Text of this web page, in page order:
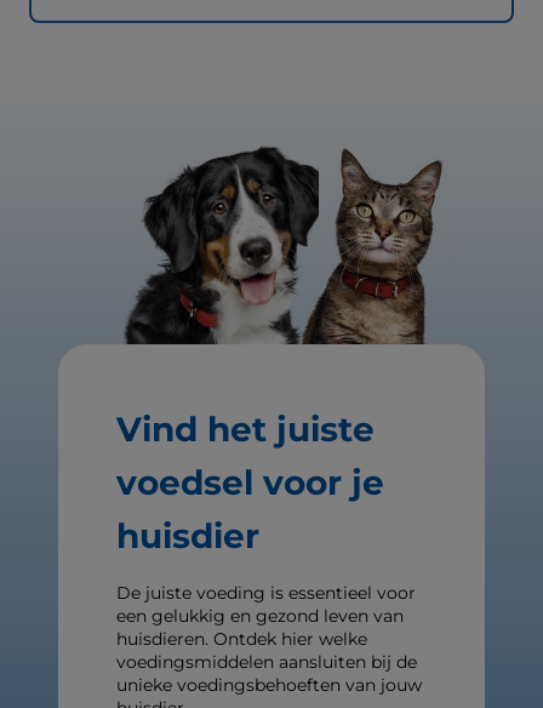
Vind het juiste
voedsel voor je
huisdier
De juiste voeding is essentieel voor
een gelukkig en gezond leven van
huisdieren. Ontdek hier welke
voedingsmiddelen aansluiten bij de
unieke voedingsbehoeften van jouw